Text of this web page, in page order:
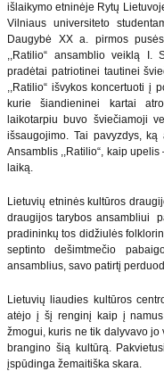
išlaikymo etninėje Rytų
Vilniaus universiteto
Daugybė XX a. pirmos
,,Ratilio“ ansamblio veiklą I.
pradėtai patriotinei tautinei
,,Ratilio“ išvykos koncertuoti į
kurie šiandieninei kartai
laikotarpiu buvo šviečiamoji
išsaugojimo. Tai pavyzdys,
Ansamblis ,,Ratilio“, kaip
laiką.
Lietuvių etninės kultūros
draugijos tarybos ansambliui
pradininkų tos didžiulės
septinto dešimtmečio
ansamblius, savo patirtį
Lietuvių liaudies kultūros
atėjo į šį renginį kaip į namus
žmogui, kuris ne tik dalyvavo
brangino šią kultūrą.
įspūdinga žemaitiška skara.